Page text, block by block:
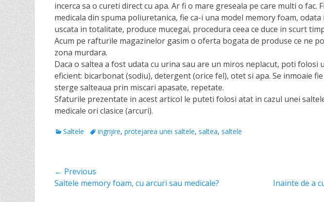
incerca sa o cureti direct cu apa. Ar fi o mare greseala pe care multi o fac.
medicala din spuma poliuretanica, fie ca-i una model memory foam,
uscata in totalitate, produce mucegai, procedura ceea ce duce in scurt
Acum pe rafturile magazinelor gasim o oferta bogata de produse ce ne
zona murdara.
Daca o saltea a fost udata cu urina sau are un miros neplacut, poti folosi
eficient: bicarbonat (sodiu), detergent (orice fel), otet si apa. Se inmoaie
sterge salteaua prin miscari apasate, repetate.
Sfaturile prezentate in acest articol le puteti folosi atat in cazul unei
medicale ori clasice (arcuri).
C
g
o
Saltele
T ingrijire, protejarea unei saltele, saltea, saltele
Post
navigation
← Previous
Previous
Saltele memory foam, cu arcuri sau medicale? Inainte de a